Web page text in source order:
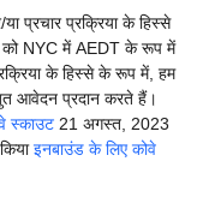
प्रचार प्रक्रिया के हिस्से
NYC में AEDT के रूप में
के हिस्से के रूप में, हम
आवेदन प्रदान करते हैं।
स्काउट 21 अगस्त, 2023
इनबाउंड के लिए कोवे